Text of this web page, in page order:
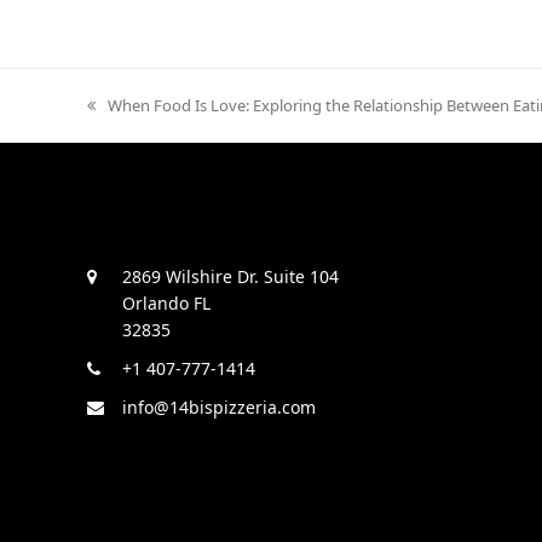
previous
When Food Is Love: Exploring the Relationship Between
2869 Wilshire Dr. Suite 104
Orlando FL
32835
+1 407-777-1414
info@14bispizzeria.com